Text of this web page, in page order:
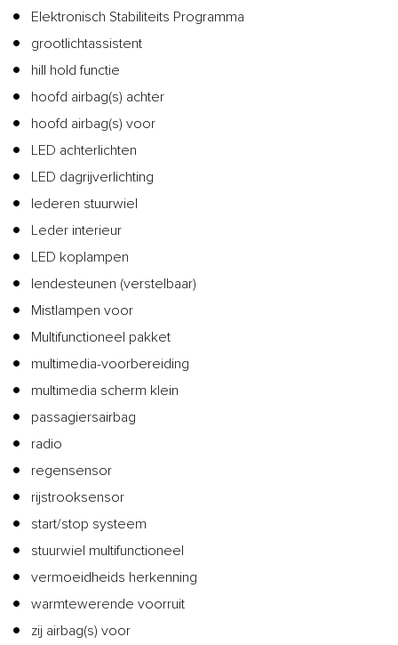
Elektronisch Stabiliteits Programma
grootlichtassistent
hill hold functie
hoofd airbag(s) achter
hoofd airbag(s) voor
LED achterlichten
LED dagrijverlichting
lederen stuurwiel
Leder interieur
LED koplampen
lendesteunen (verstelbaar)
Mistlampen voor
Multifunctioneel pakket
multimedia-voorbereiding
multimedia scherm klein
passagiersairbag
radio
regensensor
rijstrooksensor
start/stop systeem
stuurwiel multifunctioneel
vermoeidheids herkenning
warmtewerende voorruit
zij airbag(s) voor